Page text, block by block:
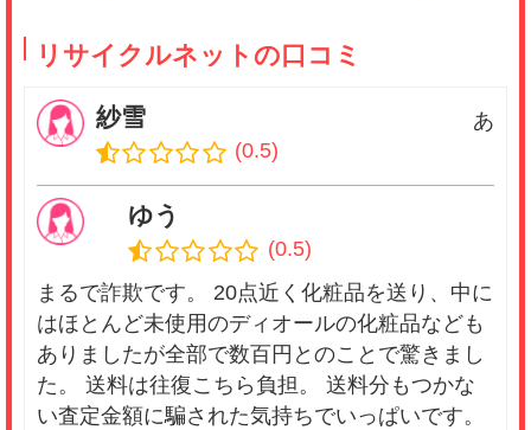
リサイクルネットの口コミ
紗雪
(0.5)
あ
ゆう
(0.5)
まるで詐欺です。 20点近く化粧品を送り、中に
はほとんど未使用のディオールの化粧品なども
ありましたが全部で数百円とのことで驚きまし
た。 送料は往復こちら負担。 送料分もつかな
い査定金額に騙された気持ちでいっぱいです。